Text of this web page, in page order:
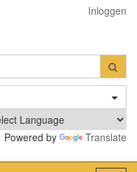
Inloggen
Powered by Translate